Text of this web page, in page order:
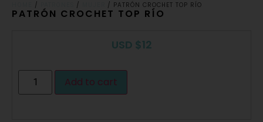
/ / / PATRÓN CROCHET TOP RÍO
PATRÓN CROCHET TOP RÍO
USD $12
Add to cart